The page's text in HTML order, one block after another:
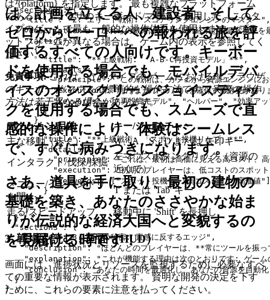
は、計画を立てる人、建設者、そして
ゼロからヒーローへの報われる旅を評
価するすべての人向けです。キーボー
ドを使用する場合でも、モバイルデバ
イスのオンスクリーンジョイスティッ
クを使用する場合でも、スムーズで直
感的な操作により、体験はシームレス
で、すぐに病みつきになります。
さあ、道具を手に取り、最初の建物の
基礎を築き、あなたのささやかな始ま
りが伝説的な経済大国へと変貌するの
を見届ける時です！
は {platform} を指定します。 最も複雑なプラットフォーム
であるPCブラウザのキーボード/マウスを使用した、このタ
イプのゲームで最も一般的な操作体系を使用します。 プラ
ットフォームが異なる場合は、ゲーム内の表示を参照してく
ださい。
免責事項: これは、このタイプのゲームにおけるPCブラウザ
のキーボード/マウスの標準的な操作方法です。 実際の操作
方法は若干異なる場合があります。
アクション/目的
キー/ジェスチャー
主な移動（歩く）
W、A、S、D または 矢印キー
インタラクト/伐採/採掘
左マウスボタンクリック（資源の
近くで）
メニュー/インベントリ
を開く
'I' または 'Tab' キー
走る/スピードアップ 移動中に 'Shift' を長押し
3. 戦場を読む：画面（HUD）
画面には、進捗状況とリソースを監視するために必要なすべ
ての重要な情報が表示されます。 賢明な開発の決定を下す
ために、これらの要素に注意を払ってください。
  "section2": {
    "title": "2. エリート戦術: スコアリングエンジンのマスター",
"description": "これらの戦術は、ゲームの経済と資源変換率を
    "tactics": [
      {
        "title": "**上級戦術: 「A-B-C再投資モデル」**",
        "details": {
"principle": "この戦術は、カフェから資源エンジンにお
"execution": "まず、カフェ（A）を確保する必要がありま
"keywords": ["再投資モデル", "ヘルパー", "効率アッ
        }
      },
      {
        "title": "**上級戦術: 「スポット投機リープ」**",
        "details": {
"principle": "これは、最初は高価に見える高コスト、高
"execution": "初期のプレイヤーは、低コストのスポットを
          "keywords": ["スポット投機", "高コスト", "高価値"]
        }
      }
    ]
  },
  "section3": {
    "title": "3. プロの秘密: 直感に反するエッジ",
"description": "ほとんどのプレイヤーは、**常にツールを振って
"explanation": "これが機能する理由は次のとおりです: ゲームの
"conclusion": "あなたの時間を最適化し、あなたの資源を自動化
  }